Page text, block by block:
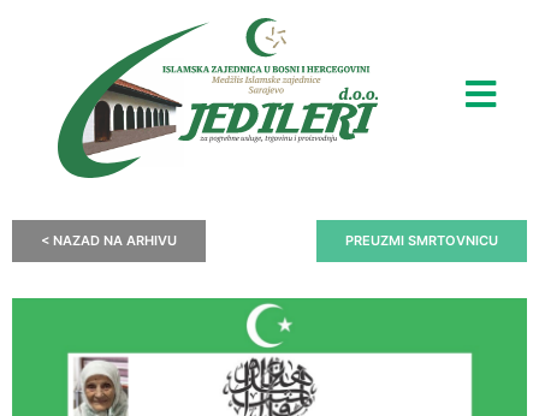
< NAZAD NA ARHIVU PREUZMI SMRTOVNICU